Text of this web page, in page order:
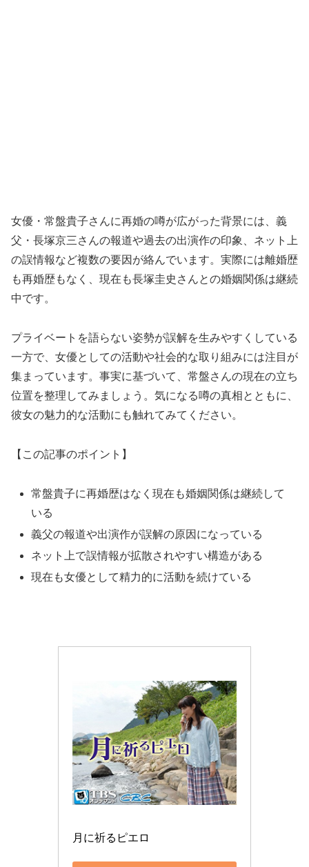
女優・常盤貴子さんに再婚の噂が広がった背景には、義
父・長塚京三さんの報道や過去の出演作の印象、ネット上
の誤情報など複数の要因が絡んでいます。実際には離婚歴
も再婚歴もなく、現在も長塚圭史さんとの婚姻関係は継続
中です。
プライベートを語らない姿勢が誤解を生みやすくしている
一方で、女優としての活動や社会的な取り組みには注目が
集まっています。事実に基づいて、常盤さんの現在の立ち
位置を整理してみましょう。気になる噂の真相とともに、
彼女の魅力的な活動にも触れてみてください。
【この記事のポイント】
常盤貴子に再婚歴はなく現在も婚姻関係は継続して
いる
義父の報道や出演作が誤解の原因になっている
ネット上で誤情報が拡散されやすい構造がある
現在も女優として精力的に活動を続けている
月に祈るピエロ